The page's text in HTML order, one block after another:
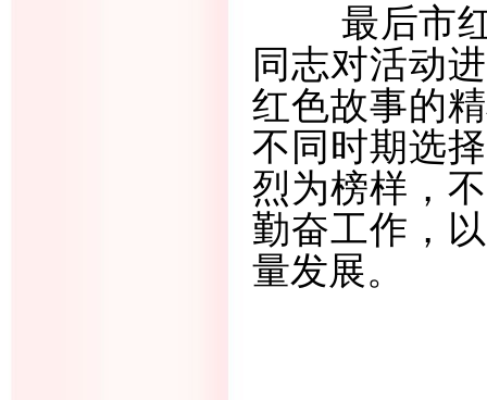
最后市
同志对活动
红色故事的
不同时期选
烈为榜样，
勤奋工作，
量发展。